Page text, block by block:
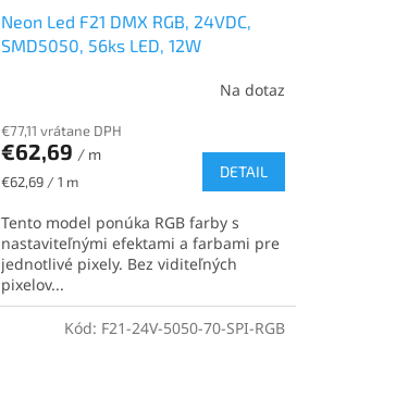
Neon Led F21 DMX RGB, 24VDC,
SMD5050, 56ks LED, 12W
Na dotaz
€77,11 vrátane DPH
€62,69 / m
Jednotková
€62,69 / 1 m
DETAIL
Tento model ponúka RGB farby s
nastaviteľnými efektami a farbami pre
jednotlivé pixely. Bez viditeľných
pixelov...
Kód: F21-24V-5050-70-SPI-RGB